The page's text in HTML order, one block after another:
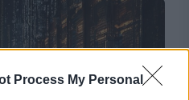
Process My Personal